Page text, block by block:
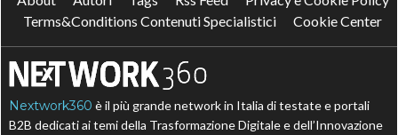
Terms&Conditions Contenuti Specialistici
Cookie Center
Nextwork360 è il più grande network in Italia di testate e portali
B2B dedicati ai temi della Trasformazione Digitale e dell’Innovazione